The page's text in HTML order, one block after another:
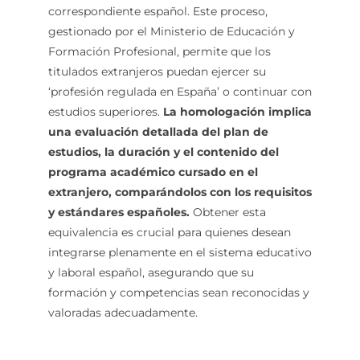
correspondiente español. Este proceso,
gestionado por el Ministerio de Educación y
Formación Profesional, permite que los
titulados extranjeros puedan ejercer su
‘profesión regulada en España’ o continuar con
estudios superiores. La homologación implica
una evaluación detallada del plan de
estudios, la duración y el contenido del
programa académico cursado en el
extranjero, comparándolos con los requisitos
y estándares españoles.Obtener esta
equivalencia es crucial para quienes desean
integrarse plenamente en el sistema educativo
y laboral español, asegurando que su
formación y competencias sean reconocidas y
valoradas adecuadamente.